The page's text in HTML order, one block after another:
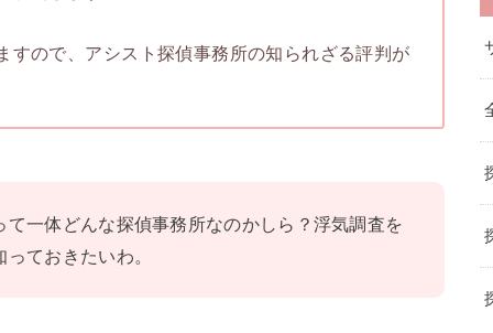
すので、アシスト探偵事務所の知られざる評判が
て一体どんな探偵事務所なのかしら？浮気調査を
ておきたいわ。